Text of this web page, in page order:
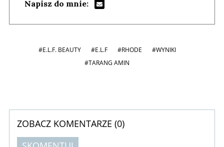
Napisz do mnie:
#E.L.F. BEAUTY #E.L.F #RHODE
#WYNIKI
#TARANG AMIN
ZOBACZ KOMENTARZE (0)